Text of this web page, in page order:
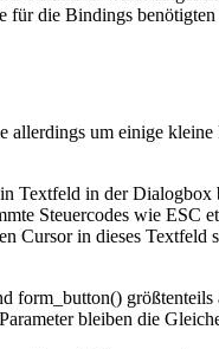
für die Bindings
um einige
Textfeld in der
Steuercodes wie
Cursor in dieses
form_button()
bleiben die